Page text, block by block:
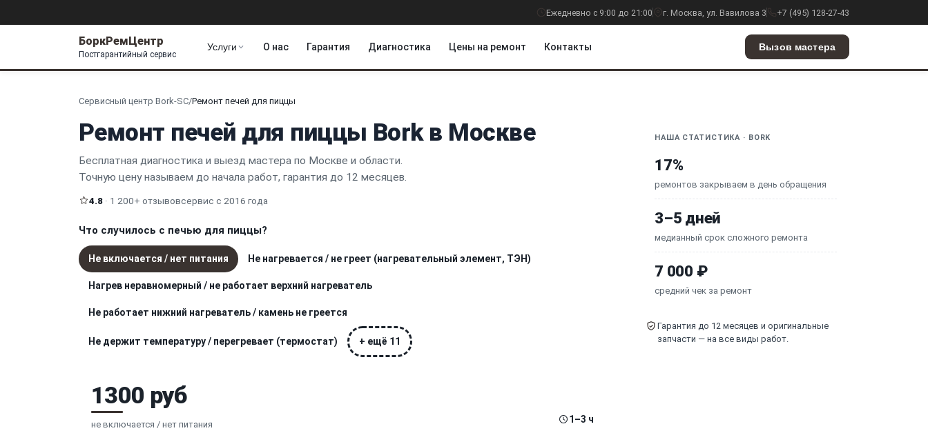
Ежедневно с 9:00 до 21:00 г. Москва, ул. Вавилова 3 +7 (495) 128-27-43
БоркРемЦентр
Постгарантийный сервис
Услуги О нас Гарантия Диагностика Цены на ремонт Контакты Вызов мастера
Сервисный центр Bork-SC/Ремонт печей для пиццы
Ремонт печей для пиццы Bork в Москве
Бесплатная диагностика и выезд мастера по Москве и области.
Точную цену называем до начала работ, гарантия до 12 месяцев.
4.8 · 1 200+ отзывовсервис с 2016 года
Что случилось с печью для пиццы?
Не включается / нет питания Не нагревается / не греет (нагревательный элемент, ТЭН)
Нагрев неравномерный / не работает верхний нагреватель
Не работает нижний нагреватель / камень не греется
Не держит температуру / перегревает (термостат) + ещё 11
1300 руб
не включается / нет питания 1–3 ч
НАША СТАТИСТИКА · BORK
17%
ремонтов закрываем в день обращения
3–5 дней
медианный срок сложного ремонта
7 000 ₽
средний чек за ремонт
Гарантия до 12 месяцев и оригинальные
запчасти — на все виды работ.